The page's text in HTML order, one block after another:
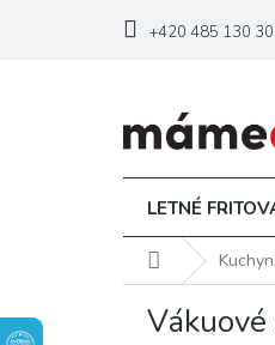
+420 485 130
LETNÉ
Domov
Vákuové